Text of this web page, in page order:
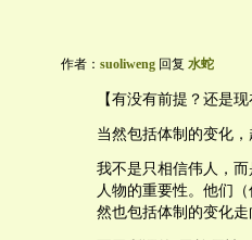
作者： suoliweng 回复 水蛇
【有没有前提？还是现
当然包括体制的变化
我不是只相信伟人，
人物的重要性。他们
然也包括体制的变化走